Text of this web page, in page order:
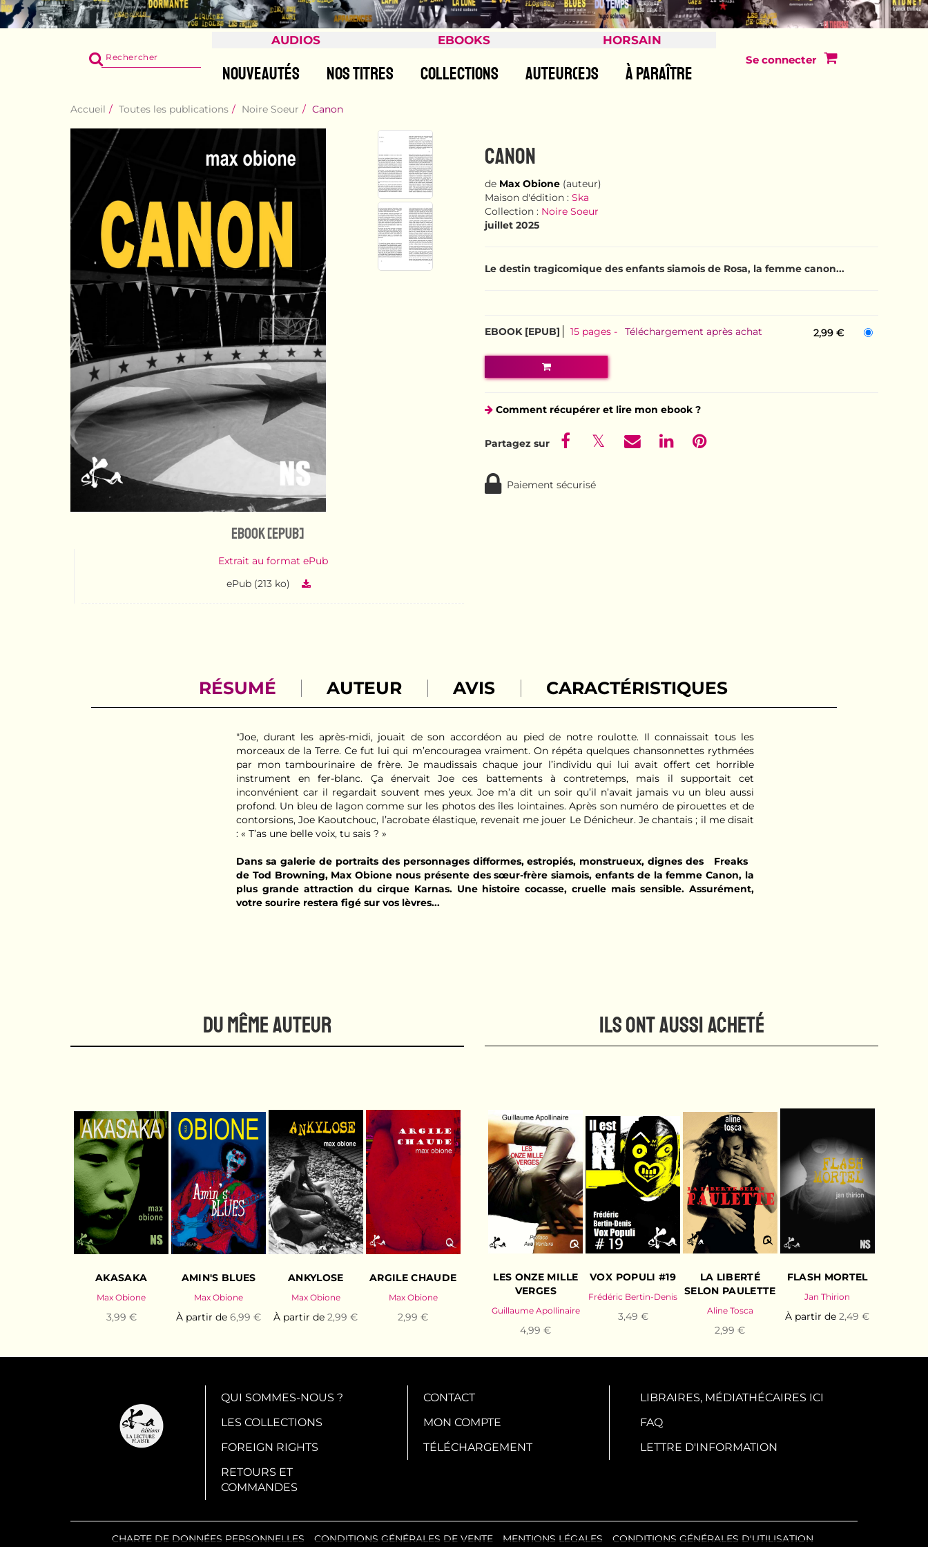
RECHERCHER
SUR
AUDIOS EBOOKS HORSAIN
NOUVEAUTÉS NOS TITRES COLLECTIONS AUTEUR(E)S À PARAÎTRE
Se connecter
Accueil Toutes les publications Noire Soeur Canon
eBook [ePub]
Extrait au format ePub
ePub (213 ko)
CANON
de Max Obione (auteur)
Maison d'édition : Ska
Collection : Noire Soeur
juillet 2025
Le destin tragicomique des enfants siamois de Rosa, la femme canon...
EBOOK [EPUB] 15 pages Téléchargement après achat 2,99 €
Comment récupérer et lire mon ebook ?
Paiement sécurisé
RÉSUMÉ AUTEUR AVIS CARACTÉRISTIQUES
"Joe, durant les après-midi, jouait de son accordéon au pied de notre roulotte. Il connaissait tous les
morceaux de la Terre. Ce fut lui qui m’encouragea vraiment. On répéta quelques chansonnettes rythmées
par mon tambourinaire de frère. Je maudissais chaque jour l’individu qui lui avait offert cet horrible
instrument en fer-blanc. Ça énervait Joe ces battements à contretemps, mais il supportait cet
inconvénient car il regardait souvent mes yeux. Joe m’a dit un soir qu’il n’avait jamais vu un bleu aussi
profond. Un bleu de lagon comme sur les photos des îles lointaines. Après son numéro de pirouettes et de
contorsions, Joe Kaoutchouc, l’acrobate élastique, revenait me jouer Le Dénicheur. Je chantais ; il me disait
: « T’as une belle voix, tu sais ? »
Dans sa galerie de portraits des personnages difformes, estropiés, monstrueux, dignes des Freaks
de Tod Browning, Max Obione nous présente des sœur-frère siamois, enfants de la femme Canon, la
plus grande attraction du cirque Karnas. Une histoire cocasse, cruelle mais sensible. Assurément,
votre sourire restera figé sur vos lèvres...
DU MÊME AUTEUR
AKASAKA
Max Obione
3,99 €
AMIN'S BLUES
Max Obione
À partir de6,99 €
ANKYLOSE
Max Obione
À partir de2,99 €
ARGILE CHAUDE
Max Obione
2,99 €
ILS ONT AUSSI ACHETÉ
LES ONZE MILLE
VERGES
Guillaume Apollinaire
4,99 €
VOX POPULI #19
Frédéric Bertin-Denis
3,49 €
LA LIBERTÉ
SELON PAULETTE
Aline Tosca
2,99 €
FLASH MORTEL
Jan Thirion
À partir de2,49 €
QUI SOMMES-NOUS ?
LES COLLECTIONS
FOREIGN RIGHTS
RETOURS ET
COMMANDES
CONTACT
MON COMPTE
TÉLÉCHARGEMENT
LIBRAIRES, MÉDIATHÉCAIRES ICI
FAQ
LETTRE D'INFORMATION
CHARTE DE DONNÉES PERSONNELLES CONDITIONS GÉNÉRALES DE VENTE MENTIONS LÉGALES
CONDITIONS GÉNÉRALES D'UTILISATION